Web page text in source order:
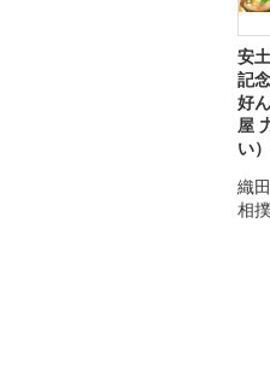
安
記
好
屋
い）
織
相撲